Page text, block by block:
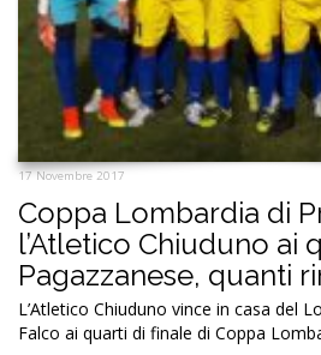
17 Novembre 2017
Coppa Lombardia di
l’Atletico Chiuduno ai
Pagazzanese, quanti
L’Atletico Chiuduno vince in casa del
Falco ai quarti di finale di Coppa